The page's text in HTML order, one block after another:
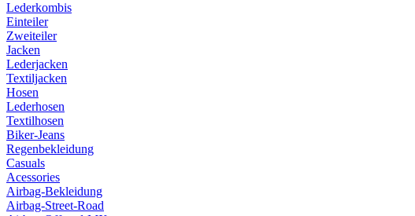
Lederkombis
Einteiler
Zweiteiler
Jacken
Lederjacken
Textiljacken
Hosen
Lederhosen
Textilhosen
Biker-Jeans
Regenbekleidung
Casuals
Acessories
Airbag-Bekleidung
Airbag-Street-Road